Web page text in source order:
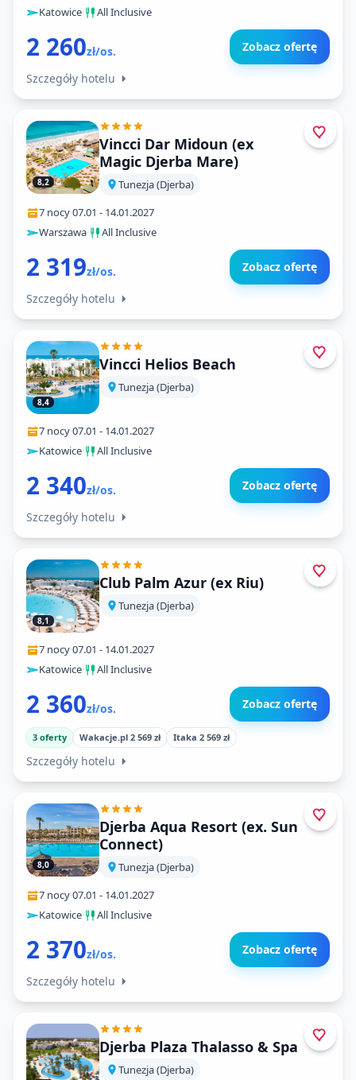
Katowice· All Inclusive
2 260zł/os. Zobacz ofertę
Szczegóły hotelu
8,2
Vincci Dar Midoun (ex
Magic Djerba Mare)
Tunezja (Djerba)
7 nocy·07.01 - 14.01.2027
Warszawa· All Inclusive
2 319zł/os. Zobacz ofertę
Szczegóły hotelu
8,4
Vincci Helios Beach
Tunezja (Djerba)
7 nocy·07.01 - 14.01.2027
Katowice· All Inclusive
2 340zł/os. Zobacz ofertę
Szczegóły hotelu
8,1
Club Palm Azur (ex Riu)
Tunezja (Djerba)
7 nocy·07.01 - 14.01.2027
Katowice· All Inclusive
2 360zł/os. Zobacz ofertę
3 oferty Wakacje.pl 2 569 zł Itaka 2 569 zł
Szczegóły hotelu
8,0
Djerba Aqua Resort (ex. Sun
Connect)
Tunezja (Djerba)
7 nocy·07.01 - 14.01.2027
Katowice· All Inclusive
2 370zł/os. Zobacz ofertę
Szczegóły hotelu
Djerba Plaza Thalasso & Spa
Tunezja (Djerba)